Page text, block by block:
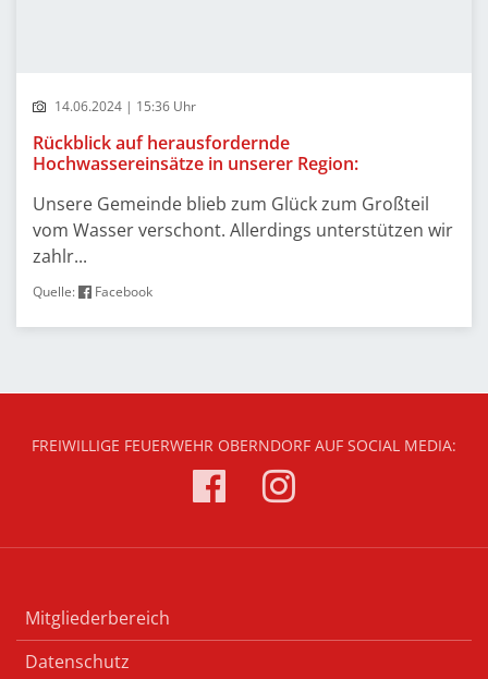
14.06.2024 | 15:36 Uhr
Rückblick auf herausfordernde
Hochwassereinsätze in unserer Region:
Unsere Gemeinde blieb zum Glück zum Großteil
vom Wasser verschont. Allerdings unterstützen wir
zahlr...
Quelle: Facebook
FREIWILLIGE FEUERWEHR OBERNDORF AUF SOCIAL MEDIA:
Mitgliederbereich
Datenschutz